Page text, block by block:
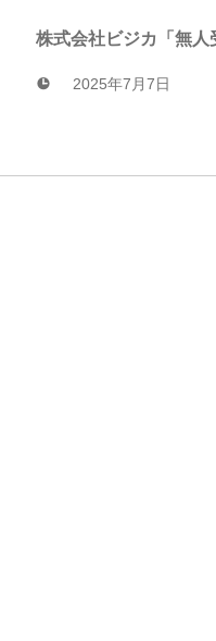
株式会社ビジカ「無
2025年7月7日